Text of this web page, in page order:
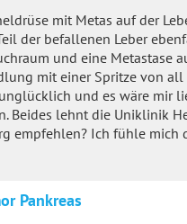
mit Metas auf der
der befallenen Leber
und eine Metastase
mit einer Spritze von
und es wäre mir
Beides lehnt die Uniklinik
empfehlen? Ich fühle mich
Pankreas